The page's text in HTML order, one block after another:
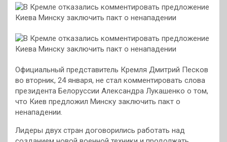
Официальный представитель Кремля Дмитрий Песков
во вторник, 24 января, не стал комментировать слова
президента Белоруссии Александра Лукашенко о том,
что Киев предложил Минску заключить пакт о
ненападении.
Лидеры двух стран договорились работать над